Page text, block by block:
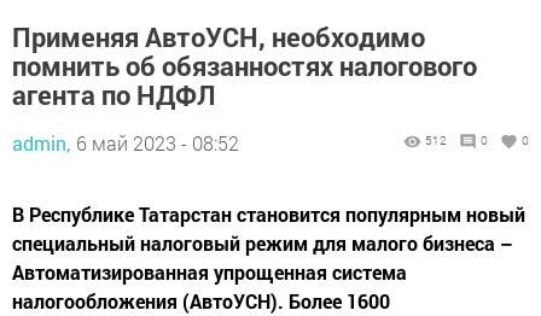
Применяя АвтоУСН, необходимо
помнить об обязанностях налогового
агента по НДФЛ
admin, 6 май 2023 - 08:52 512 0 0
В Республике Татарстан становится популярным новый
специальный налоговый режим для малого бизнеса –
Автоматизированная упрощенная система
налогообложения (АвтоУСН). Более 1600